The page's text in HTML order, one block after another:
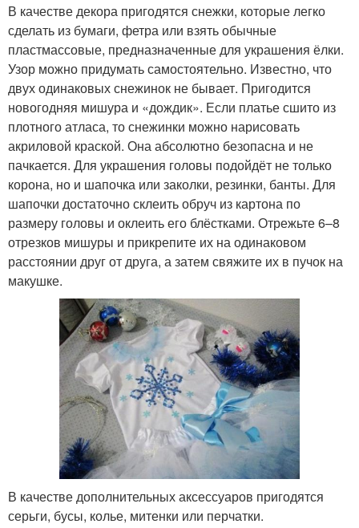
В качестве декора пригодятся снежки, которые легко
сделать из бумаги, фетра или взять обычные
пластмассовые, предназначенные для украшения ёлки.
Узор можно придумать самостоятельно. Известно, что
двух одинаковых снежинок не бывает. Пригодится
новогодняя мишура и «дождик». Если платье сшито из
плотного атласа, то снежинки можно нарисовать
акриловой краской. Она абсолютно безопасна и не
пачкается. Для украшения головы подойдёт не только
корона, но и шапочка или заколки, резинки, банты. Для
шапочки достаточно склеить обруч из картона по
размеру головы и оклеить его блёстками. Отрежьте 6–8
отрезков мишуры и прикрепите их на одинаковом
расстоянии друг от друга, а затем свяжите их в пучок на
макушке.
В качестве дополнительных аксессуаров пригодятся
серьги, бусы, колье, митенки или перчатки.